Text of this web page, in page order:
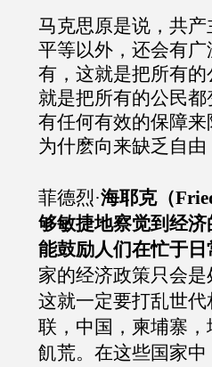
马克思原是说，共
平等以外，还会有
有，这就是把所有
就是把所有的公民
有任何有效的保障
为什麽向来缺乏自由
菲德烈·海耶克（
够敏捷地察觉到经
能鼓励人们在忙于
家的经济政策只会
这就一定要打乱世
联，中国，柬埔寨
飢荒。在这些国家